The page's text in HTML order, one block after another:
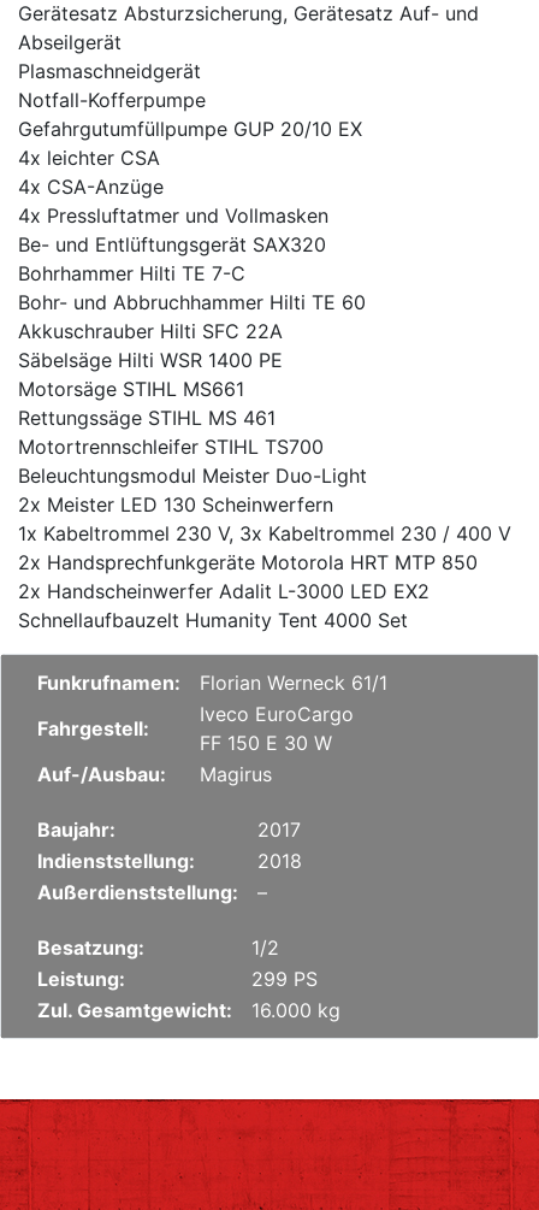
Gerätesatz Absturzsicherung, Gerätesatz Auf- und
Abseilgerät
Plasmaschneidgerät
Notfall-Kofferpumpe
Gefahrgutumfüllpumpe GUP 20/10 EX
4x leichter CSA
4x CSA-Anzüge
4x Pressluftatmer und Vollmasken
Be- und Entlüftungsgerät SAX320
Bohrhammer Hilti TE 7-C
Bohr- und Abbruchhammer Hilti TE 60
Akkuschrauber Hilti SFC 22A
Säbelsäge Hilti WSR 1400 PE
Motorsäge STIHL MS661
Rettungssäge STIHL MS 461
Motortrennschleifer STIHL TS700
Beleuchtungsmodul Meister Duo-Light
2x Meister LED 130 Scheinwerfern
1x Kabeltrommel 230 V, 3x Kabeltrommel 230 / 400 V
2x Handsprechfunkgeräte Motorola HRT MTP 850
2x Handscheinwerfer Adalit L-3000 LED EX2
Schnellaufbauzelt Humanity Tent 4000 Set
Funkrufnamen:
Florian Werneck 61/1
Fahrgestell:
Iveco EuroCargo
FF 150 E 30 W
Auf-/Ausbau:
Magirus
Baujahr:
2017
Indienststellung:
2018
Außerdienststellung:
–
Besatzung:
1/2
Leistung:
299 PS
Zul. Gesamtgewicht:
16.000 kg